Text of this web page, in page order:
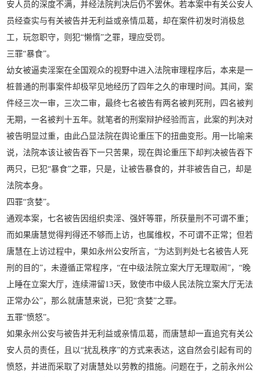
安人员的深度不满，并经法院判决后仍不罢休。若本案中有关公安人
员经查实与有关被告并无利益或亲情瓜葛，却在案件初发时消极怠
工，玩忽职守，则犯“懒惰”之罪，理应受罚。
三罪“暴食”。
幼女被逼卖淫案在全国观众的视野中进入法院审理程序后，本来是一
桩普通的刑事案件却极罕见地经历了四年之久的审理时间。其间，案
件经三次一审，三次二审，最终七名被告有两名被判死刑，四名被判
无期，一名被判十五年。就笔者的刑案辩护经验而言，此案的判决对
被告明显过重，由此凸显法院在舆论重压下的扭曲变形。用一比喻来
说，法院本该让被告吞下一只苦果，现在舆论重压下却判决被告吞下
两只，已犯“暴食”之罪，只是，让被告暴食的，并非被告自己，却是
法院本身。
四罪“贪婪”。
通观本案，七名被告因组织卖淫、强奸等罪，所获量刑不可谓不重；
而如果唐慧觉得判得还不够而上访，也属维权，不可谓不正常；但若
唐慧在上访过程中，果如永州公安所言，“为达到判处七名被告人死
刑的目的”，未遵循正常程序，“在中级法院立案大厅无理取闹”，“晚
上睡在立案大厅，连续滞留13天，致使市中级人民法院立案大厅无法
正常办公”，那么就唐慧来说，已犯“贪婪”之罪。
五罪“愤怒”。
如果永州公安与被告并无利益或亲情瓜葛，而唐慧却一直追究有关公
安人员的责任，且以“扰乱秩序”的方式来表达，这自然会引起有司的
愤怒，并进而采取了对唐慧处以劳教的措施。问题在于，之前永州公